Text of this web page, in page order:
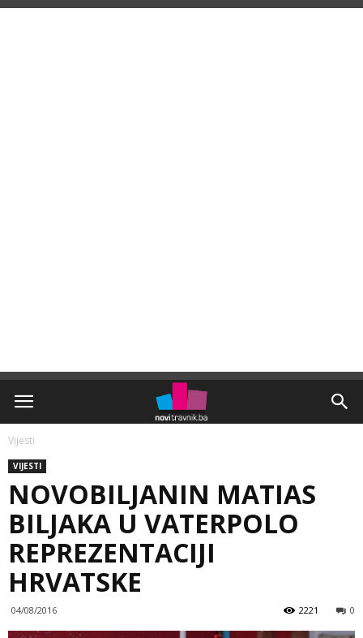
Vijesti
VIJESTI
NOVOBILJANIN MATIAS
BILJAKA U VATERPOLO
REPREZENTACIJI
HRVATSKE
04/08/2016 0
2221